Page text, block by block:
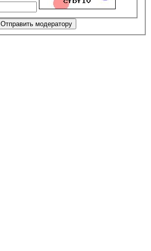
Отправить модератору